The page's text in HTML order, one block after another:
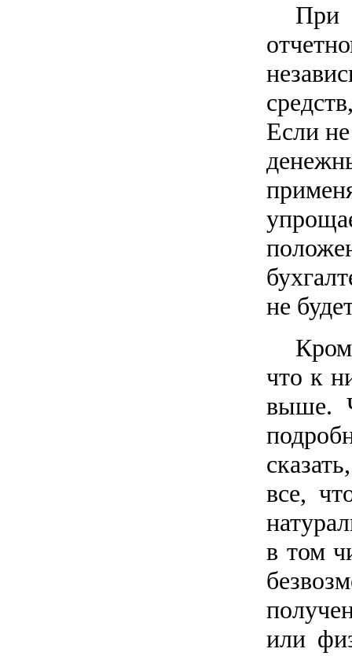
При
Если
не
что к
выше.
все,
в том
или